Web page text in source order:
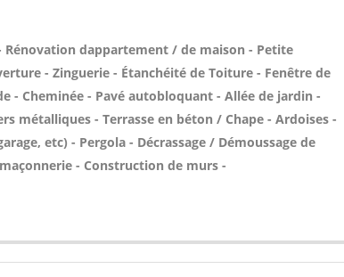
dappartement / de maison - Petite
- Zinguerie - Étanchéité de Toiture - Fenêtre de
- Cheminée - Pavé autobloquant - Allée de jardin -
métalliques - Terrasse en béton / Chape - Ardoises -
etc) - Pergola - Décrassage / Démoussage de
- Construction de murs -